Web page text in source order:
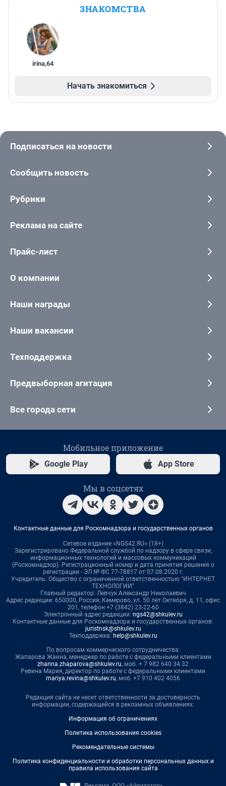
ЗНАКОМСТВА
irina,64
Начать знакомиться
Подписаться на новости
Сообщить новость
Рубрики
Реклама на сайте
Прайс-лист
О компании
Наши награды
Наши вакансии
Техподдержка
Предвыборная агитация
Все города сети
Мобильное приложение
Google Play App Store
Мы в соцсетях
Контактные данные для Роскомнадзора и государственных органов
Сетевое издание «NGS42.RU» (18+)
Зарегистрировано Федеральной службой по надзору в сфере связи,
информационных технологий и массовых коммуникаций
(Роскомнадзор). Регистрационный номер и дата принятия решения о
регистрации - ЭЛ № ФС 77-78817 от 07.08.2020 г.
Учредитель: Общество с ограниченной ответственностью "ИНТЕРНЕТ
ТЕХНОЛОГИИ"
Главный редактор: Левчук Александр Николаевич
Адрес редакции: 650000, Россия, Кемерово, ул. 50 лет Октября, д. 11, офис
201, телефон +7 (3842) 23-22-60
Электронный адрес редакции: ngs42@shkulev.ru
Контактные данные для Роскомнадзора и государственных органов:
juristnsk@shkulev.ru
Техподдержка: help@shkulev.ru
По вопросам коммерческого сотрудничества:
Жапарова Жанна, менеджер по работе с федеральными клиентами
zhanna.zhaparova@shkulev.ru, моб. + 7 982 640 34 32
Ревина Мария, директор по работе с федеральными клиентами
mariya.revina@shkulev.ru, моб. +7 910 402 4056
Редакция сайта не несет ответственности за достоверность
информации, содержащейся в рекламных объявлениях.
Информация об ограничениях
Политика использования cookies
Рекомендательные системы
Политика конфиденциальности и обработки персональных данных и
правила использования сайта